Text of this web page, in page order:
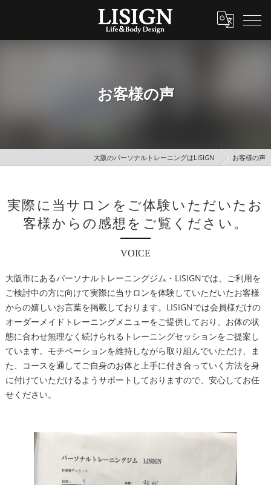
お客様の声
大阪のパーソナルトレーニングはLISIGN お客様の声
実際に当サロンをご体験いただいたお
客様からの感想をご覧ください。
VOICE
大阪市にあるパーソナルトレーニングジム・LISIGNでは、ご利用を
ご検討中の方に向けて実際に当サロンを体験していただいたお客様
からの嬉しいお言葉を掲載しております。LISIGNでは会員様だけの
オーダーメイドトレーニングメニューをご提供しており、お体の状
態に合わせ無理なく続けられるトレーニングセッションをご提案し
ています。モチベーションを維持しながら取り組んでいただけ、ま
た、コースを通してご自身のお体と上手に付き合っていく方法を身
に付けていただけるようサポートしておりますので、安心してお任
せください。